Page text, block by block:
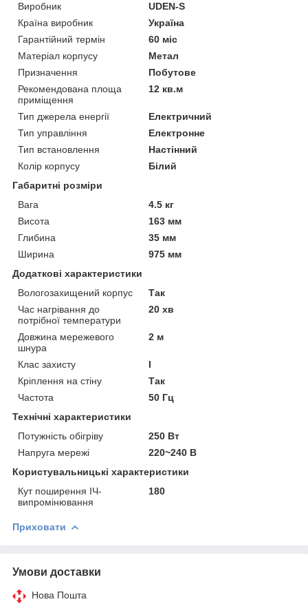
Виробник
UDEN-S
Країна виробник
Україна
Гарантійний термін
60 міс
Матеріал корпусу
Метал
Призначення
Побутове
Рекомендована площа
приміщення
12 кв.м
Тип джерела енергії
Електричний
Тип управління
Електронне
Тип встановлення
Настінний
Колір корпусу
Білий
Габаритні розміри
Вага
4.5 кг
Висота
163 мм
Глибина
35 мм
Ширина
975 мм
Додаткові характеристики
Вологозахищений корпус
Так
Час нагрівання до
потрібної температури
20 хв
Довжина мережевого
шнура
2 м
Клас захисту
I
Кріплення на стіну
Так
Частота
50 Гц
Технічні характеристики
Потужність обігріву
250 Вт
Напруга мережі
220~240 В
Користувальницькі характеристики
Кут поширення ІЧ-
випромінювання
180
Приховати
Умови доставки
Нова Пошта